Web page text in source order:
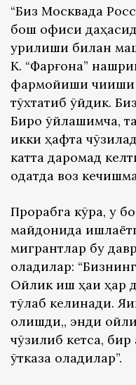
“Биз Москвада
бош офиси
қурилиши билан
К. “Фарғона”
фармойиши
тўхтатиб қўйдик.
Бироқ ўйлашимча,
икки ҳафта
катта даромад
одатда воз
Прорабга кўра, у
майдонида
мигрантлар бу
оладилар:
Ойлик иш ҳақи ҳар
тўлаб келинади.
олишди,, энди
чўзилиб кетса,
ўтказа оладилар”.